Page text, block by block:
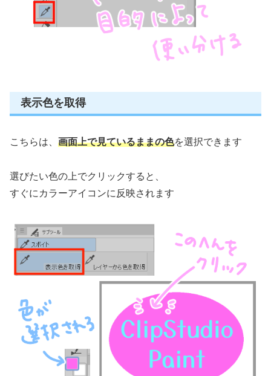
表示色を取得
こちらは、 画面上で見ているままの色を選択できます
選びたい色の上でクリックすると、
すぐにカラーアイコンに反映されます